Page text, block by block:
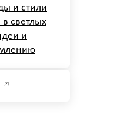
и стили
светлых
и